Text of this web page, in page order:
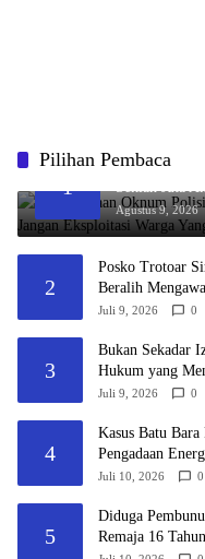
Pilihan Pembaca
1
Viral Dugaan
Sekian Juta
Cari Keadilan
Agustus 9, 2026
2
Posko Trotoar
Beralih
Juli 9, 2026 0
3
Bukan Sekadar
Hukum yang
Juli 9, 2026 0
4
Kasus Batu
Pengadaan
Juli 10, 2026 0
5
Diduga
Remaja 16